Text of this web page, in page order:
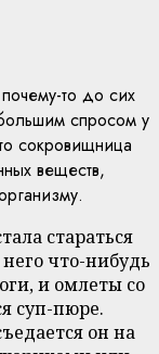
то до сих
спросом у
сокровищница
веществ,
стараться
что-нибудь
и омлеты со
суп-пюре.
он на